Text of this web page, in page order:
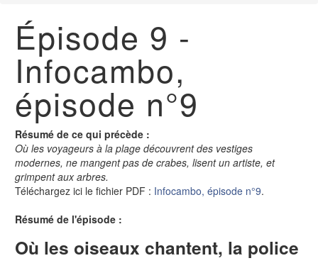
Prescriptions
Plus
Épisode 9 -
Infocambo,
épisode n°9
Résumé de ce qui précède :
Où les voyageurs à la plage découvrent des vestiges
modernes, ne mangent pas de crabes, lisent un artiste, et
grimpent aux arbres.
Téléchargez ici le fichier PDF : Infocambo, épisode n°9.
Résumé de l'épisode :
Où les oiseaux chantent, la police